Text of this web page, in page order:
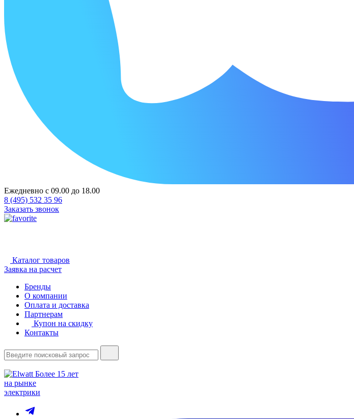
Ежедневно с 09.00 до 18.00
8 (495) 532 35 96
Заказать звонок
Каталог товаров
Заявка на расчет
Бренды
О компании
Оплата и доставка
Партнерам
Купон на скидку
Контакты
Более 15 лет
на рынке
электрики